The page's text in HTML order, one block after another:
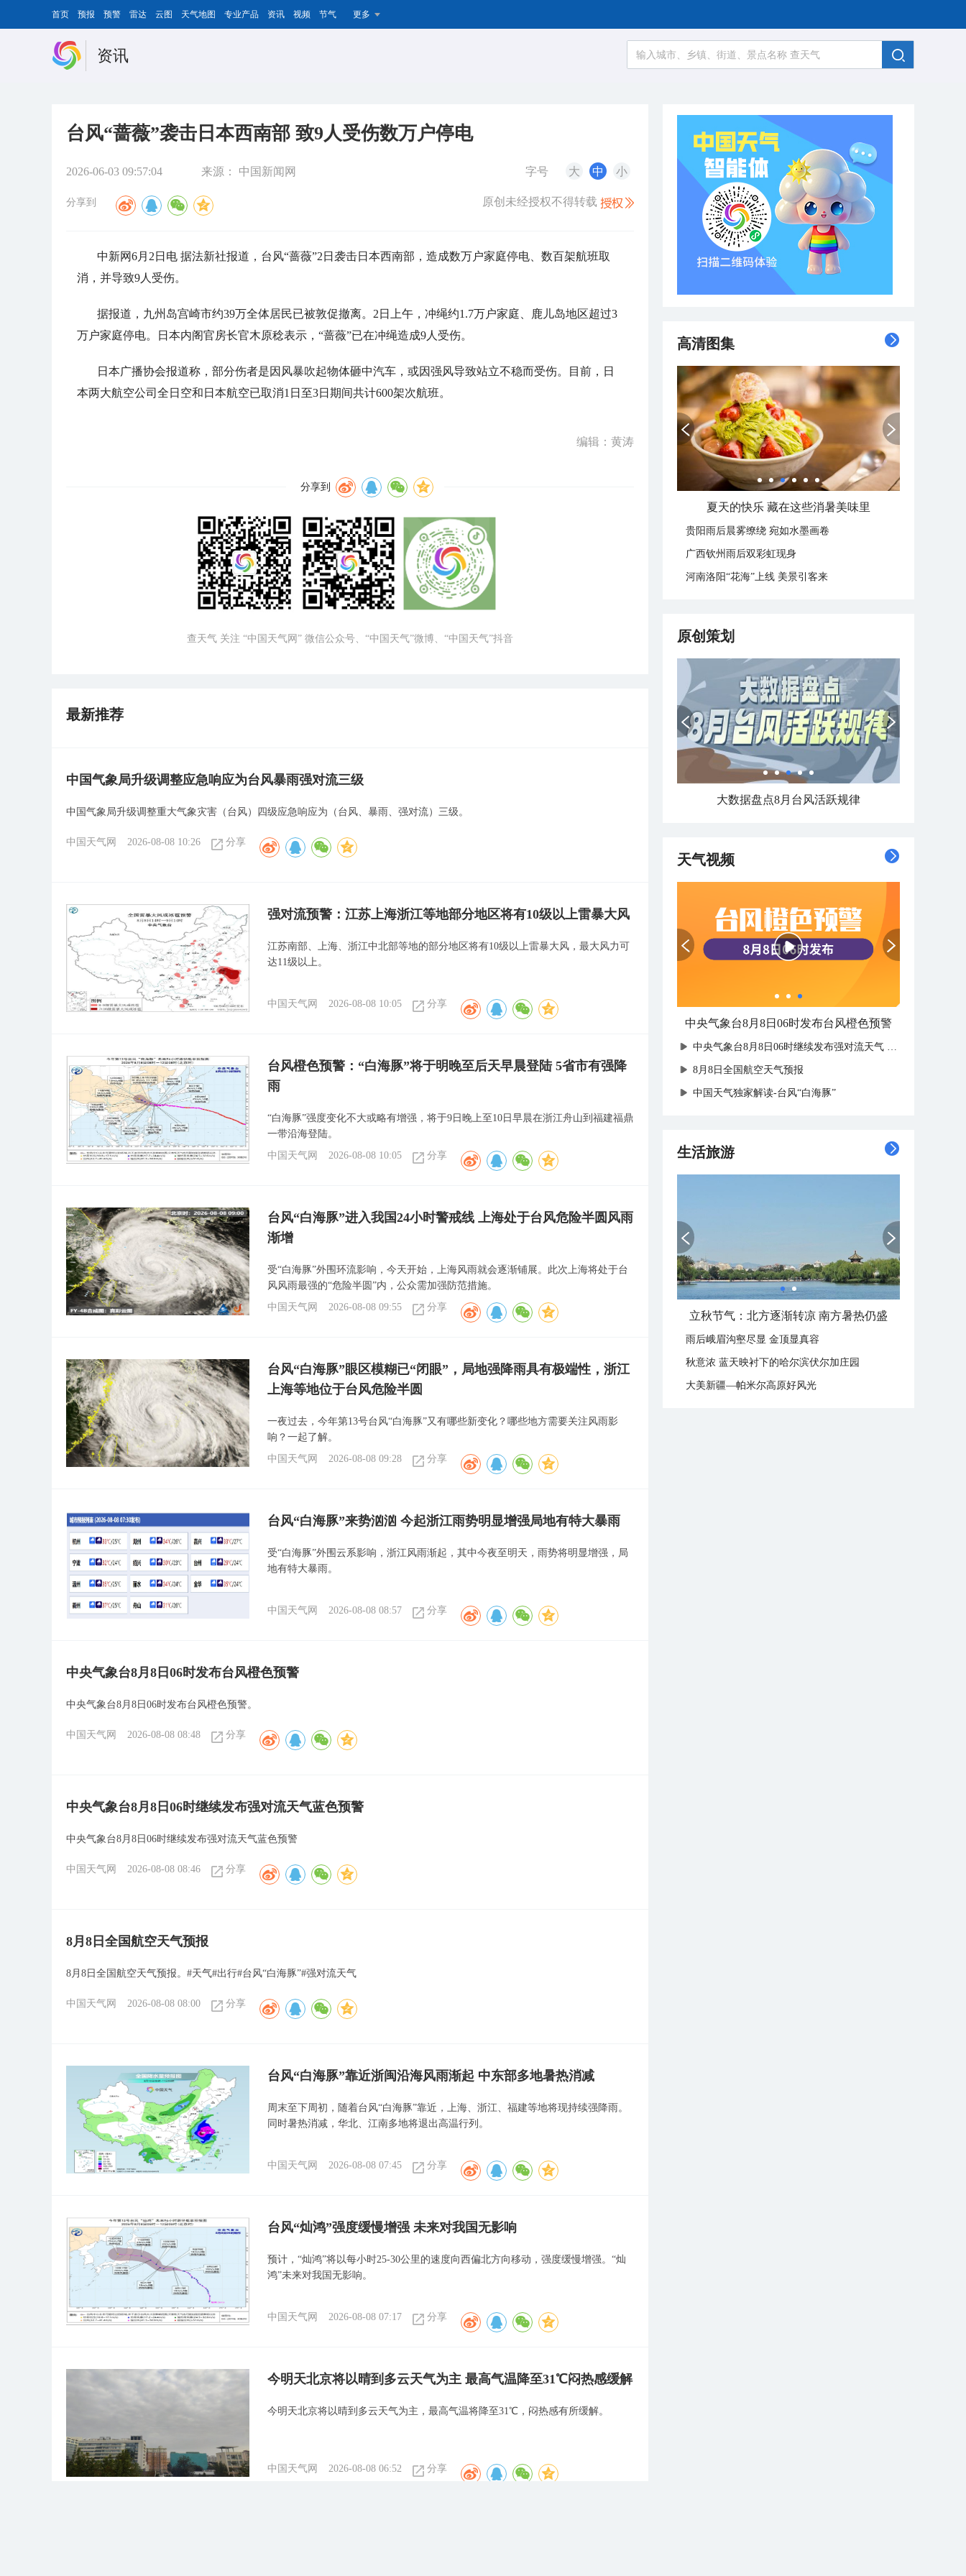
首页 预报 预警 雷达 云图 天气地图 专业产品 资讯 视频 节气 更多
资讯
台风“蔷薇”袭击日本西南部 致9人受伤数万户停电
2026-06-03 09:57:04 来源： 中国新闻网 字号 大 中 小
分享到 原创未经授权不得转载
中新网6月2日电 据法新社报道，台风“蔷薇”2日袭击日本西南部，造成数万户家庭停电、数百架航班取
消，并导致9人受伤。
据报道，九州岛宫崎市约39万全体居民已被敦促撤离。2日上午，冲绳约1.7万户家庭、鹿儿岛地区超过3
万户家庭停电。日本内阁官房长官木原稔表示，“蔷薇”已在冲绳造成9人受伤。
日本广播协会报道称，部分伤者是因风暴吹起物体砸中汽车，或因强风导致站立不稳而受伤。目前，日
本两大航空公司全日空和日本航空已取消1日至3日期间共计600架次航班。
编辑：黄涛
分享到
查天气 关注 “中国天气网” 微信公众号、“中国天气”微博、“中国天气”抖音
最新推荐
中国气象局升级调整应急响应为台风暴雨强对流三级
中国气象局升级调整重大气象灾害（台风）四级应急响应为（台风、暴雨、强对流）三级。
中国天气网 2026-08-08 10:26 分享
强对流预警：江苏上海浙江等地部分地区将有10级以上雷暴大风
江苏南部、上海、浙江中北部等地的部分地区将有10级以上雷暴大风，最大风力可
达11级以上。
中国天气网 2026-08-08 10:05 分享
台风橙色预警：“白海豚”将于明晚至后天早晨登陆 5省市有强降
雨
“白海豚”强度变化不大或略有增强，将于9日晚上至10日早晨在浙江舟山到福建福鼎
一带沿海登陆。
中国天气网
2026-08-08 10:05 分享
台风“白海豚”进入我国24小时警戒线 上海处于台风危险半圆风雨
渐增
受“白海豚”外围环流影响，今天开始，上海风雨就会逐渐铺展。此次上海将处于台
风风雨最强的“危险半圆”内，公众需加强防范措施。
中国天气网
2026-08-08 09:55 分享
台风“白海豚”眼区模糊已“闭眼”，局地强降雨具有极端性，浙江
上海等地位于台风危险半圆
一夜过去，今年第13号台风“白海豚”又有哪些新变化？哪些地方需要关注风雨影
响？一起了解。
中国天气网
2026-08-08 09:28 分享
台风“白海豚”来势汹汹 今起浙江雨势明显增强局地有特大暴雨
受“白海豚”外围云系影响，浙江风雨渐起，其中今夜至明天，雨势将明显增强，局
地有特大暴雨。
中国天气网 2026-08-08 08:57 分享
中央气象台8月8日06时发布台风橙色预警
中央气象台8月8日06时发布台风橙色预警。
中国天气网 2026-08-08 08:48 分享
中央气象台8月8日06时继续发布强对流天气蓝色预警
中央气象台8月8日06时继续发布强对流天气蓝色预警
中国天气网 2026-08-08 08:46 分享
8月8日全国航空天气预报
8月8日全国航空天气预报。#天气#出行#台风“白海豚”#强对流天气
中国天气网 2026-08-08 08:00 分享
台风“白海豚”靠近浙闽沿海风雨渐起 中东部多地暑热消减
周末至下周初，随着台风“白海豚”靠近，上海、浙江、福建等地将现持续强降雨。
同时暑热消减，华北、江南多地将退出高温行列。
中国天气网 2026-08-08 07:45 分享
台风“灿鸿”强度缓慢增强 未来对我国无影响
预计，“灿鸿”将以每小时25-30公里的速度向西偏北方向移动，强度缓慢增强。“灿
鸿”未来对我国无影响。
中国天气网 2026-08-08 07:17 分享
今明天北京将以晴到多云天气为主 最高气温降至31℃闷热感缓解
今明天北京将以晴到多云天气为主，最高气温将降至31℃，闷热感有所缓解。
中国天气网 2026-08-08 06:52 分享
高清图集
夏天的快乐 藏在这些消暑美味里
贵阳雨后晨雾缭绕 宛如水墨画卷
广西钦州雨后双彩虹现身
河南洛阳“花海”上线 美景引客来
原创策划
大数据盘点8月台风活跃规律
天气视频
中央气象台8月8日06时发布台风橙色预警
中央气象台8月8日06时继续发布强对流天气蓝色预警
8月8日全国航空天气预报
中国天气独家解读-台风“白海豚”
生活旅游
立秋节气：北方逐渐转凉 南方暑热仍盛
雨后峨眉沟壑尽显 金顶显真容
秋意浓 蓝天映衬下的哈尔滨伏尔加庄园
大美新疆—帕米尔高原好风光